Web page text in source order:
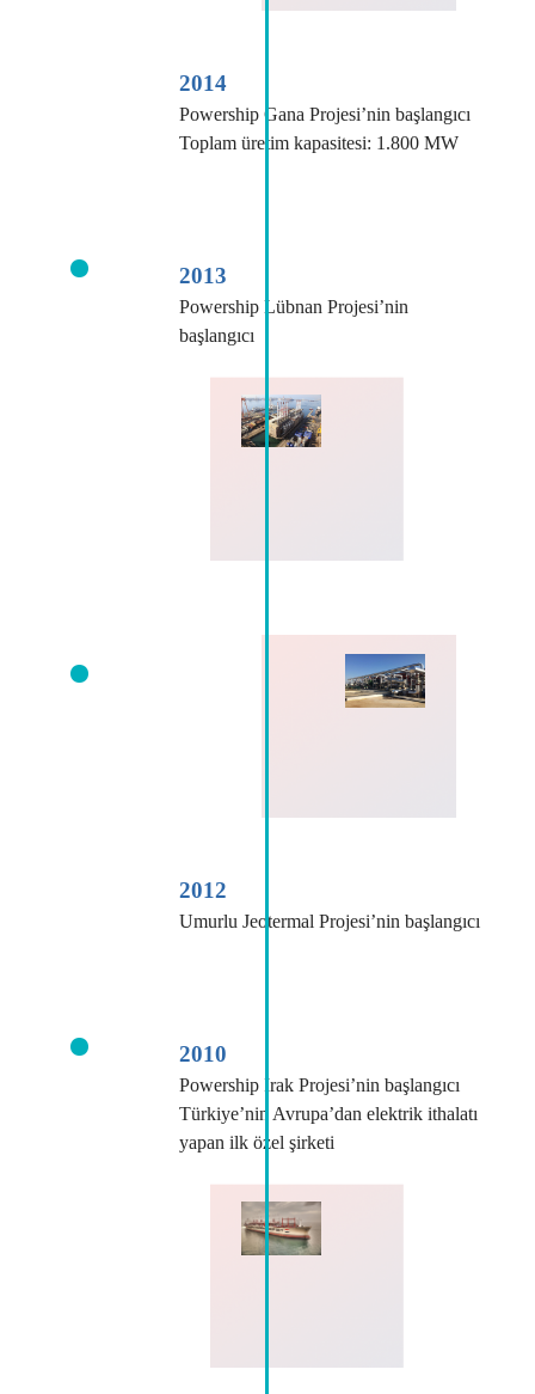
2014
Powership Gana Projesi’nin başlangıcı
Toplam üretim kapasitesi: 1.800 MW
2013
Powership Lübnan Projesi’nin
başlangıcı
2012
Umurlu Jeotermal Projesi’nin başlangıcı
2010
Powership Irak Projesi’nin başlangıcı
Türkiye’nin Avrupa’dan elektrik ithalatı
yapan ilk özel şirketi